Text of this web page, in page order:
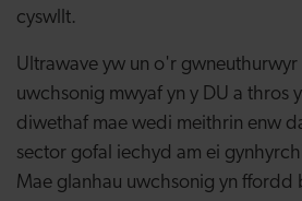
cyswllt.
Ultrawave yw un o'r
uwchsonig mwyaf yn y DU a thros
diwethaf mae wedi meithrin enw
sector gofal iechyd am ei
Mae glanhau uwchsonig yn ffordd